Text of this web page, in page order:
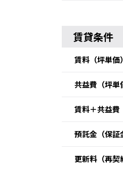
賃貸条件
賃料 （坪単価）
共益費 （坪単
賃料＋共益費
預託金 （保
更新料 （再契